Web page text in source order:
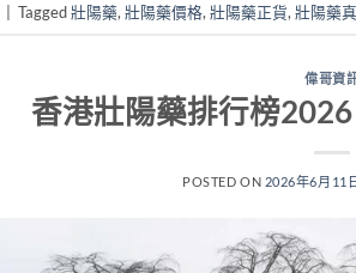
Tagged壯陽藥,壯陽藥價格,壯陽藥正貨,壯陽藥
偉哥資
香港壯陽藥排行榜
POSTED ON 2026年6月11